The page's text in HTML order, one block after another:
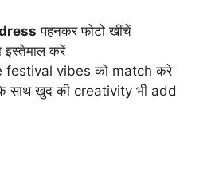
पहनकर फोटो खींचें
इस्तेमाल करें
festival vibes को match करे
साथ खुद की creativity भी add